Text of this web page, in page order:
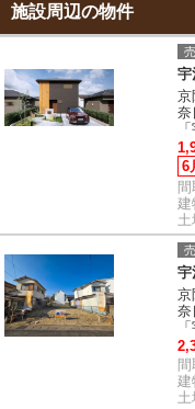
施設周辺の物件
京
奈
6
間
建
土
京
奈
間
建
土